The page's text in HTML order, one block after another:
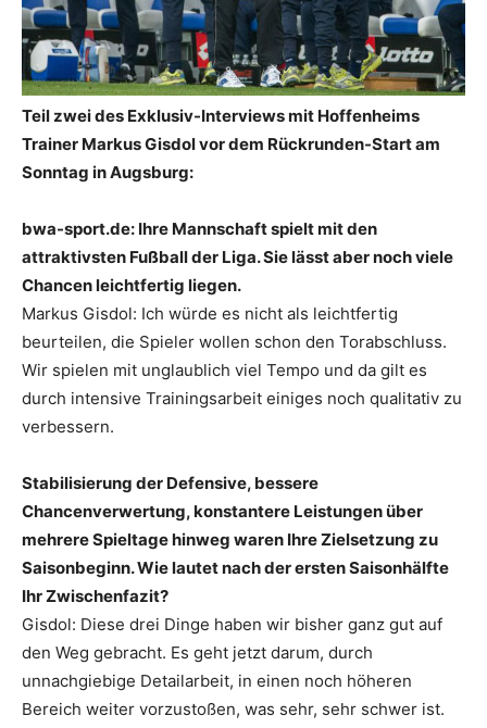
Teil zwei des Exklusiv-Interviews mit Hoffenheims
Trainer Markus Gisdol vor dem Rückrunden-Start am
Sonntag in Augsburg:
bwa-sport.de: Ihre Mannschaft spielt mit den
attraktivsten Fußball der Liga. Sie lässt aber noch viele
Chancen leichtfertig liegen.
Markus Gisdol: Ich würde es nicht als leichtfertig
beurteilen, die Spieler wollen schon den Torabschluss.
Wir spielen mit unglaublich viel Tempo und da gilt es
durch intensive Trainingsarbeit einiges noch qualitativ zu
verbessern.
Stabilisierung der Defensive, bessere
Chancenverwertung, konstantere Leistungen über
mehrere Spieltage hinweg waren Ihre Zielsetzung zu
Saisonbeginn. Wie lautet nach der ersten Saisonhälfte
Ihr Zwischenfazit?
Gisdol: Diese drei Dinge haben wir bisher ganz gut auf
den Weg gebracht. Es geht jetzt darum, durch
unnachgiebige Detailarbeit, in einen noch höheren
Bereich weiter vorzustoßen, was sehr, sehr schwer ist.